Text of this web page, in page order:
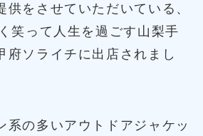
供をさせていただいている、
笑って人生を過ごす山梨手
府ソライチに出店されまし
系の多いアウトドアジャケッ